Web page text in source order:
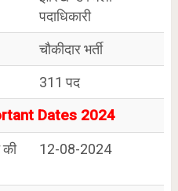
पदाधिकारी
चौकीदार भर्ती
311 पद
Dates 2024
12-08-2024